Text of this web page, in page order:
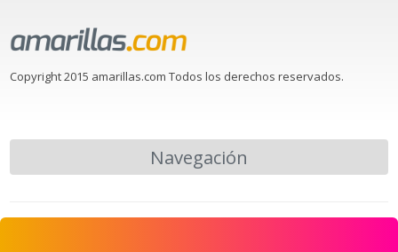
Copyright 2015 amarillas.com Todos los derechos reservados.
Navegación